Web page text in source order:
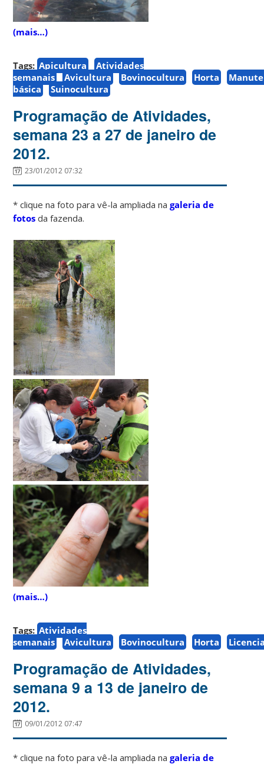
(mais…)
Tags: Apicultura
Atividades
semanais
Avicultura Bovinocultura Horta
básica
Suinocultura
Programação de Atividades,
semana 23 a 27 de janeiro de
2012.
23/01/2012 07:32
* clique na foto para vê-la ampliada nagaleria de
fotos da fazenda.
(mais…)
Tags: Atividades
semanais
Avicultura Bovinocultura Horta
Programação de Atividades,
semana 9 a 13 de janeiro de
2012.
09/01/2012 07:47
* clique na foto para vê-la ampliada nagaleria de